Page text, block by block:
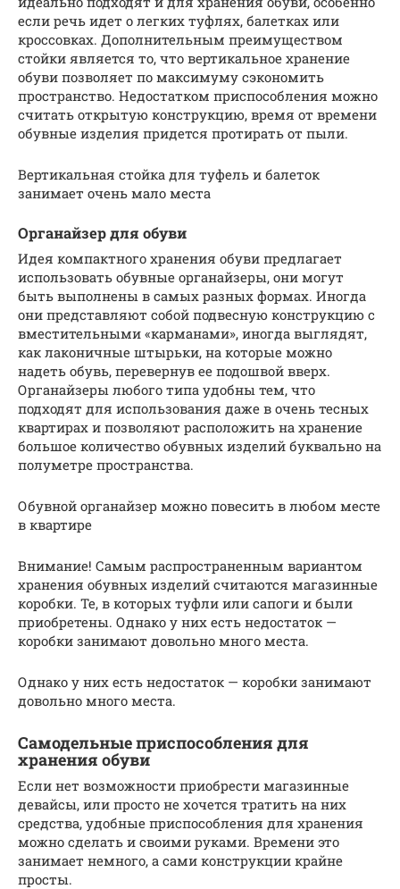
если речь идет о легких туфлях, балетках или
кроссовках. Дополнительным преимуществом
стойки является то, что вертикальное хранение
обуви позволяет по максимуму сэкономить
пространство. Недостатком приспособления можно
считать открытую конструкцию, время от времени
обувные изделия придется протирать от пыли.
Вертикальная стойка для туфель и балеток
занимает очень мало места
Органайзер для обуви
Идея компактного хранения обуви предлагает
использовать обувные органайзеры, они могут
быть выполнены в самых разных формах. Иногда
они представляют собой подвесную конструкцию с
вместительными «карманами», иногда выглядят,
как лаконичные штырьки, на которые можно
надеть обувь, перевернув ее подошвой вверх.
Органайзеры любого типа удобны тем, что
подходят для использования даже в очень тесных
квартирах и позволяют расположить на хранение
большое количество обувных изделий буквально на
полуметре пространства.
Обувной органайзер можно повесить в любом месте
в квартире
Внимание! Самым распространенным вариантом
хранения обувных изделий считаются магазинные
коробки. Те, в которых туфли или сапоги и были
приобретены. Однако у них есть недостаток —
коробки занимают довольно много места.
Однако у них есть недостаток — коробки занимают
довольно много места.
Самодельные приспособления для
хранения обуви
Если нет возможности приобрести магазинные
девайсы, или просто не хочется тратить на них
средства, удобные приспособления для хранения
можно сделать и своими руками. Времени это
занимает немного, а сами конструкции крайне
просты.